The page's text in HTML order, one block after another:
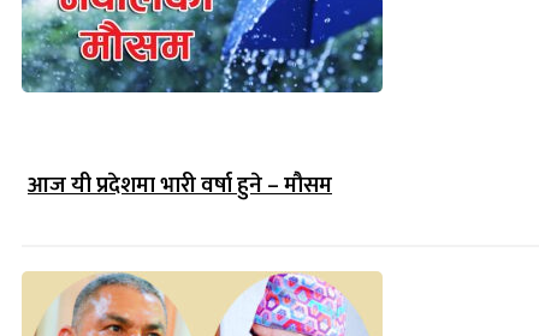
आज यी प्रदेशमा भारी वर्षा हुने – मौसम